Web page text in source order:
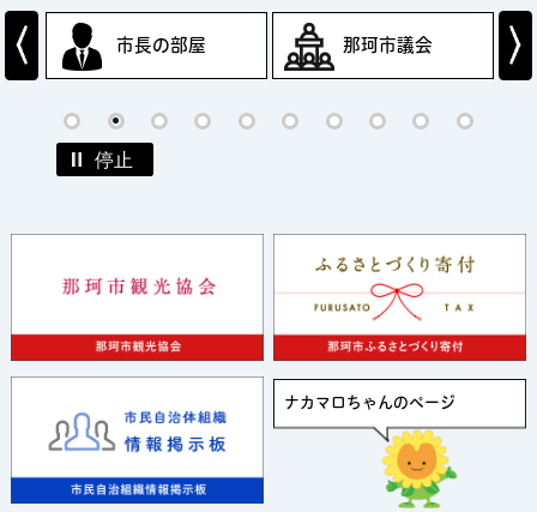
利用が始まりました
市長の部屋 那珂市議会
停止
那珂市観光
市民自治組
ナカマロちゃんのページ